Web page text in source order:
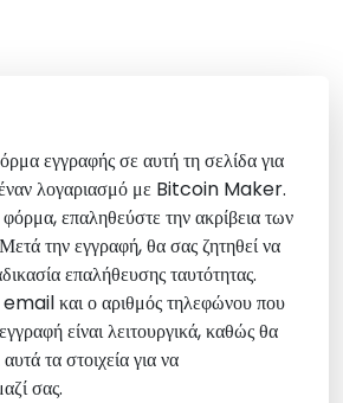
εγγραφής σε αυτή τη σελίδα για
έναν λογαριασμό με Bitcoin Maker.
επαληθεύστε την ακρίβεια των
την εγγραφή, θα σας ζητηθεί να
επαλήθευσης ταυτότητας.
email και ο αριθμός τηλεφώνου που
είναι λειτουργικά, καθώς θα
τα στοιχεία για να
σας.